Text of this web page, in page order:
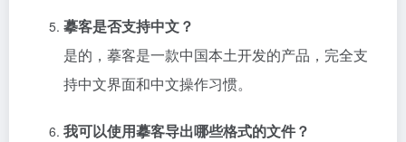
摹客是否支持中文？
是的，摹客是一款中国本土开发的产品，完全支
持中文界面和中文操作习惯。
我可以使用摹客导出哪些格式的文件？